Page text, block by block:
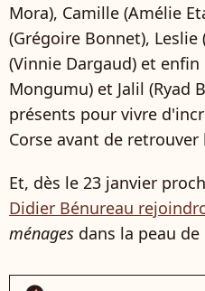
Mora), Camille (Amélie
(Grégoire Bonnet), Leslie
(Vinnie Dargaud) et enfin
Mongumu) et Jalil (Ryad
présents pour vivre
Corse avant de
Et, dès le 23 janvier
Didier Bénureau
ménages dans la peau